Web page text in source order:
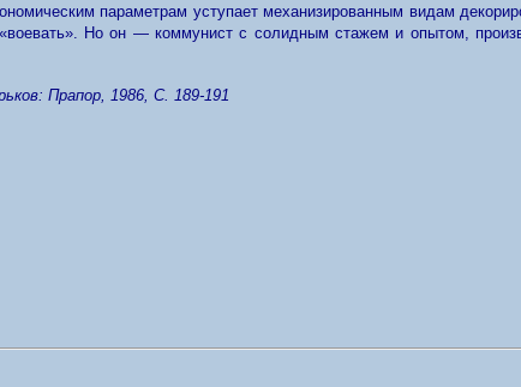
параметрам уступает механизированным видам
Но он — коммунист с солидным стажем и опытом,
Прапор, 1986, С. 189-191